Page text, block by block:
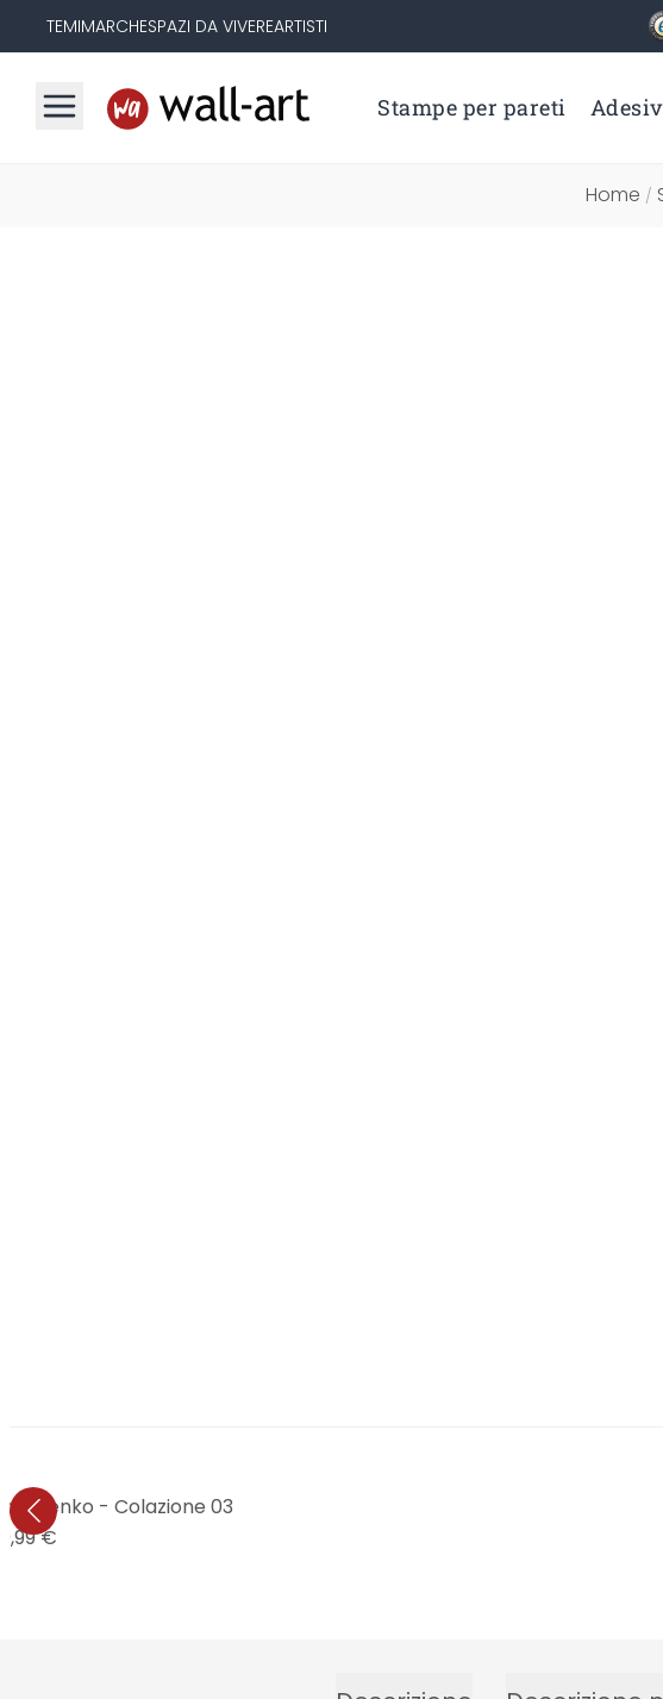
TEMIMARCHESPAZI DA VIVEREARTISTI
Stampe per pareti
Home /
Belenko - Colazione 03
€